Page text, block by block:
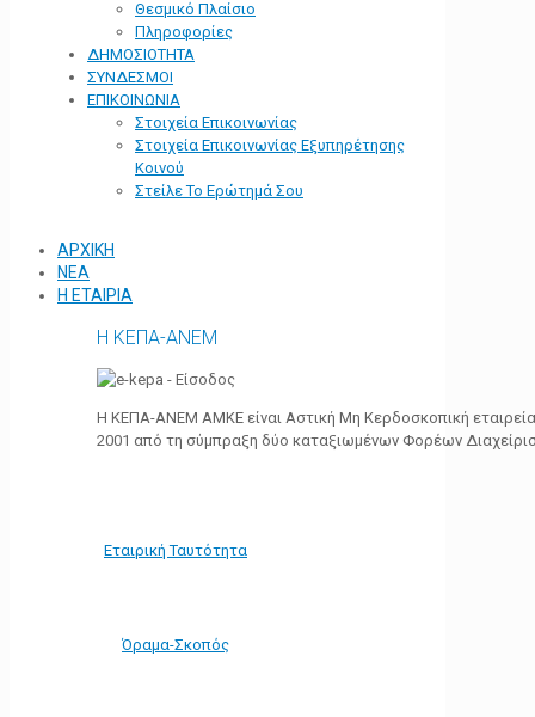
Θεσμικό Πλαίσιο
Πληροφορίες
ΔΗΜΟΣΙΟΤΗΤΑ
ΣΥΝΔΕΣΜΟΙ
ΕΠΙΚΟΙΝΩΝΙΑ
Στοιχεία Επικοινωνίας
Στοιχεία Επικοινωνίας Εξυπηρέτησης
Κοινού
Στείλε Το Ερώτημά Σου
ΑΡΧΙΚΗ
ΝΕΑ
Η ΕΤΑΙΡΙΑ
Η ΚΕΠΑ-ΑΝΕΜ
Η ΚΕΠΑ-ΑΝΕΜ ΑΜΚΕ είναι Αστική Μη Κερδοσκοπική
2001 από τη σύμπραξη δύο καταξιωμένων Φορέων
Εταιρική Ταυτότητα
Όραμα-Σκοπός